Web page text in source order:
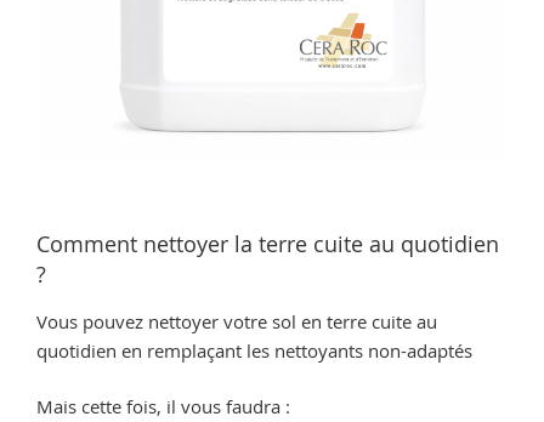
Comment nettoyer la terre cuite au quotidien
?
Vous pouvez nettoyer votre sol en terre cuite au
quotidien en remplaçant les nettoyants non-adaptés
Mais cette fois, il vous faudra :